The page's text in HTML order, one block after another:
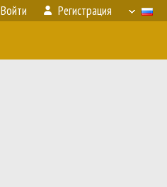
Войти Регистрация